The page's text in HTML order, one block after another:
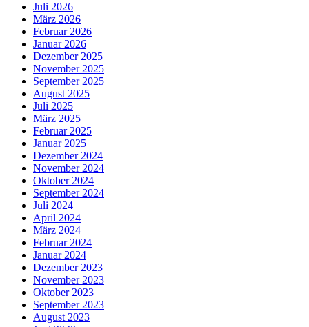
Juli 2026
März 2026
Februar 2026
Januar 2026
Dezember 2025
November 2025
September 2025
August 2025
Juli 2025
März 2025
Februar 2025
Januar 2025
Dezember 2024
November 2024
Oktober 2024
September 2024
Juli 2024
April 2024
März 2024
Februar 2024
Januar 2024
Dezember 2023
November 2023
Oktober 2023
September 2023
August 2023